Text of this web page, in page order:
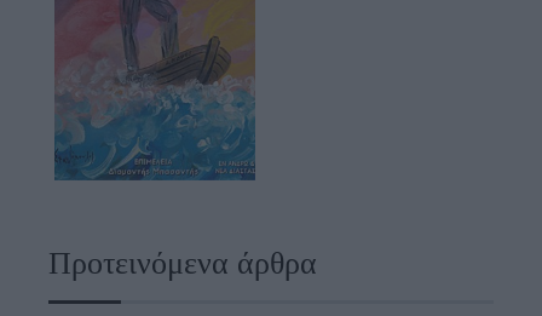
Προτεινόμενα άρθρα